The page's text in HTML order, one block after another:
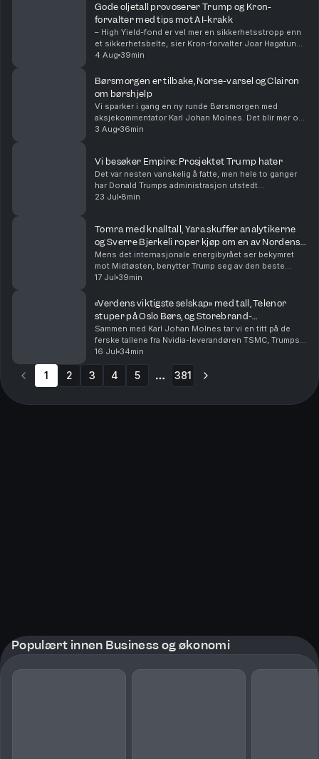
Gode oljetall provoserer Trump og Kron-
forvalter med tips mot AI-krakk
– High Yield-fond er vel mer en sikkerhetsstropp enn
et sikkerhetsbelte, sier Kron-forvalter Joar Hagatun
som diskuterer strategier for de som er redd for et AI-
4 Aug 39min
Børsmorgen er tilbake, Norse-varsel og Clairon
om børshjelp
Vi sparker i gang en ny runde Børsmorgen med
aksjekommentator Karl Johan Molnes. Det blir mer om
resultatvarselet fra flyselskapet Norse, utviklingen i
3 Aug 36min
Vi besøker Empire: Prosjektet Trump hater
Det var nesten vanskelig å fatte, men hele to ganger
har Donald Trumps administrasjon utstedt
stoppordrer for det godkjente gigantprosjektet innen
23 Jul 8min
Tomra med knalltall, Yara skuffer analytikerne
og Sverre Bjerkeli roper kjøp om en av Nordens
mest shortede aksjer
Mens det internasjonale energibyrået ser bekymret
mot Midtøsten, benytter Trump seg av den beste
sendetid til å anklage Kina for valgresultatet i 2020.
17 Jul 39min
«Verdens viktigste selskap» med tall, Telenor
stuper på Oslo Børs, og Storebrand-
forvalterens aksjefavoritter
Sammen med Karl Johan Molnes tar vi en titt på de
ferske tallene fra Nvidia-leverandøren TSMC, Trumps
siste olje-utspill, og Telenor hvor investorene
reagerer med å sende aksjen rett ned på Oslo Børs....
16 Jul 34min
1 2 3 4 5 381
Populært innen Business og økonomi